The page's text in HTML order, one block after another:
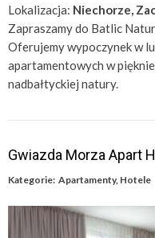
Lokalizacja: Niechorze,
Zapraszamy do Batlic
Oferujemy wypoczynek w
apartamentowych w
nadbałtyckiej natury.
Gwiazda Morza Apart
Kategorie: Apartamenty, Hotele